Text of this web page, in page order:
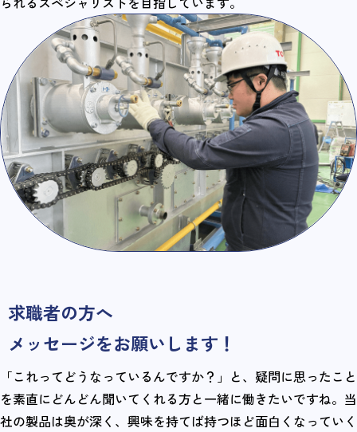
求職者の方へ
メッセージをお願いします！
「これってどうなっているんですか？」と、疑問に思ったこと
を素直にどんどん聞いてくれる方と一緒に働きたいですね。当
社の製品は奥が深く、興味を持てば持つほど面白くなっていく